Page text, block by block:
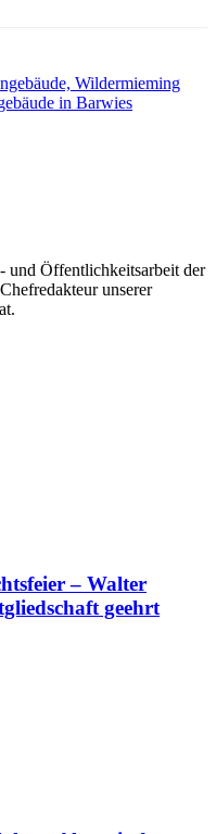
Wildermieming
in Barwies
und Öffentlichkeitsarbeit der
unserer
– Walter
geehrt